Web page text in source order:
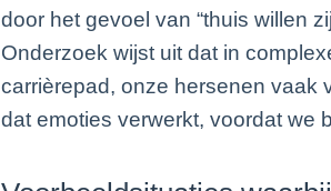
door het gevoel van “thuis willen
Onderzoek wijst uit dat in
carrièrepad, onze hersenen vaak
dat emoties verwerkt, voordat we